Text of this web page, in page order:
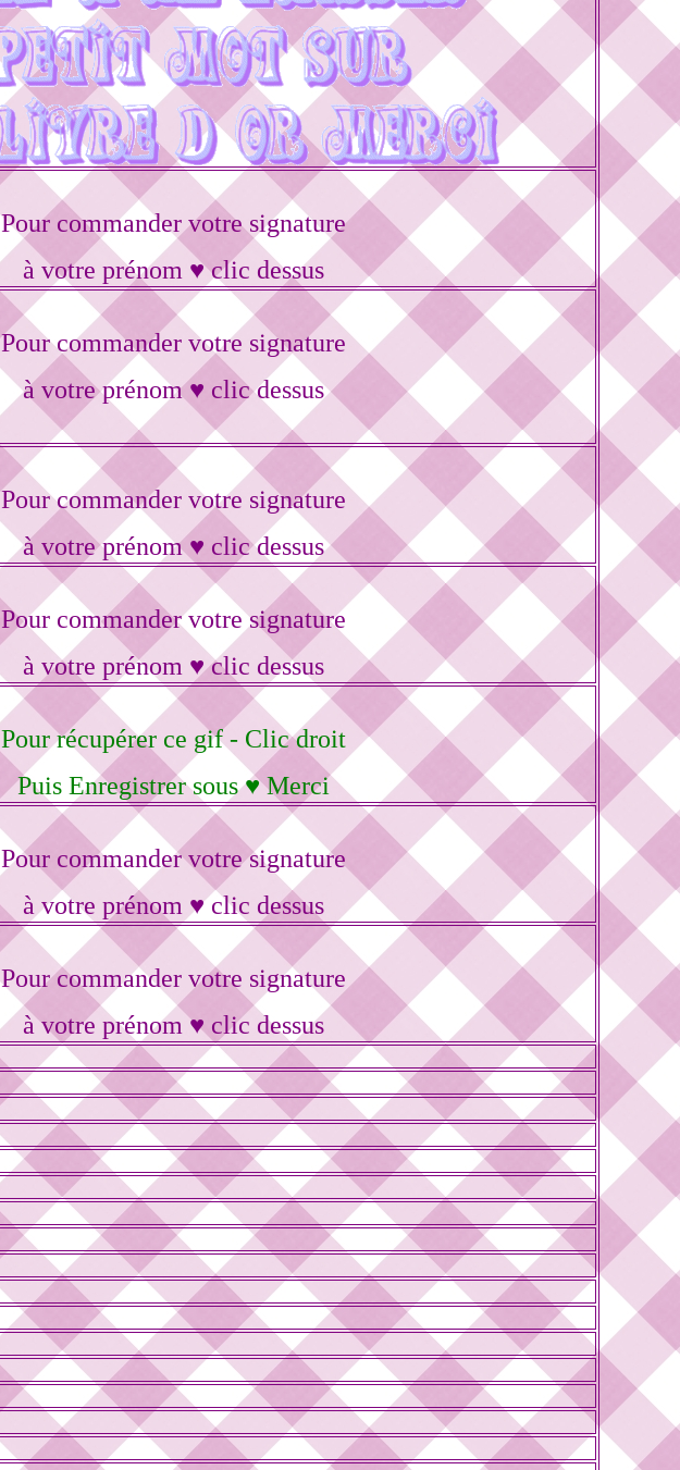
Pour commander votre signature
à votre prénom ♥ clic dessus
Pour commander votre signature
à votre prénom ♥ clic dessus
Pour commander votre signature
à votre prénom ♥ clic dessus
Pour commander votre signature
à votre prénom ♥ clic dessus
Pour récupérer ce gif - Clic droit
Puis Enregistrer sous ♥ Merci
Pour commander votre signature
à votre prénom ♥ clic dessus
Pour commander votre signature
à votre prénom ♥ clic dessus